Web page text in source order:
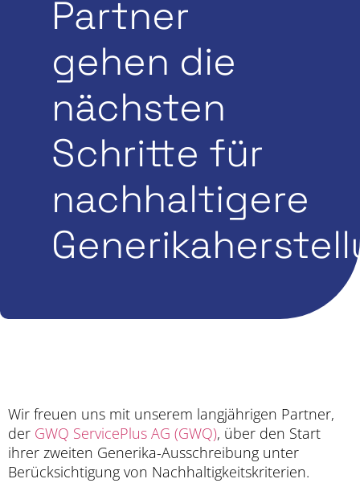
Partner
gehen die
nächsten
Schritte für
nachhaltigere
Wir freuen uns mit unserem langjährigen Partner,
der GWQ ServicePlus AG (GWQ), über den Start
ihrer zweiten Generika-Ausschreibung unter
Berücksichtigung von Nachhaltigkeitskriterien.